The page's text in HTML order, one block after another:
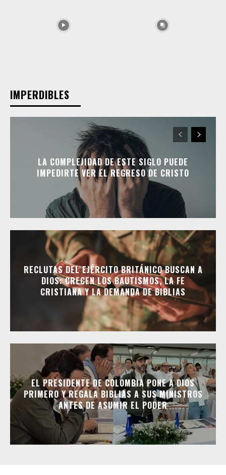
IMPERDIBLES
LA COMPLEJIDAD DE ESTE SIGLO PUEDE
IMPEDIRTE VER EL REGRESO DE CRISTO
RECLUTAS DEL EJÉRCITO BRITÁNICO BUSCAN A
DIOS: CRECEN LOS BAUTISMOS, LA FE
CRISTIANA Y LA DEMANDA DE BIBLIAS
EL PRESIDENTE DE COLOMBIA PONE A DIOS
PRIMERO Y REGALA BIBLIAS A SUS MINISTROS
ANTES DE ASUMIR EL PODER